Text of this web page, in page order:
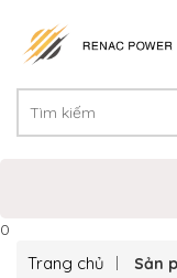
0
Trang chủ
Sản